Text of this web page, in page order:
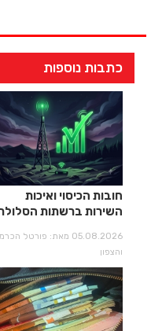
כתבות נוספות
חובות הכיסוי ואיכות
השירות ברשתות הסלולר
05.08.2026 מאת: פורטל הכרמל
והצפון